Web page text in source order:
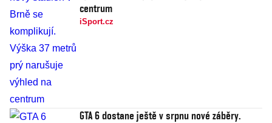
centrum
iSport.cz
GTA 6 dostane ještě v srpnu nové záběry.